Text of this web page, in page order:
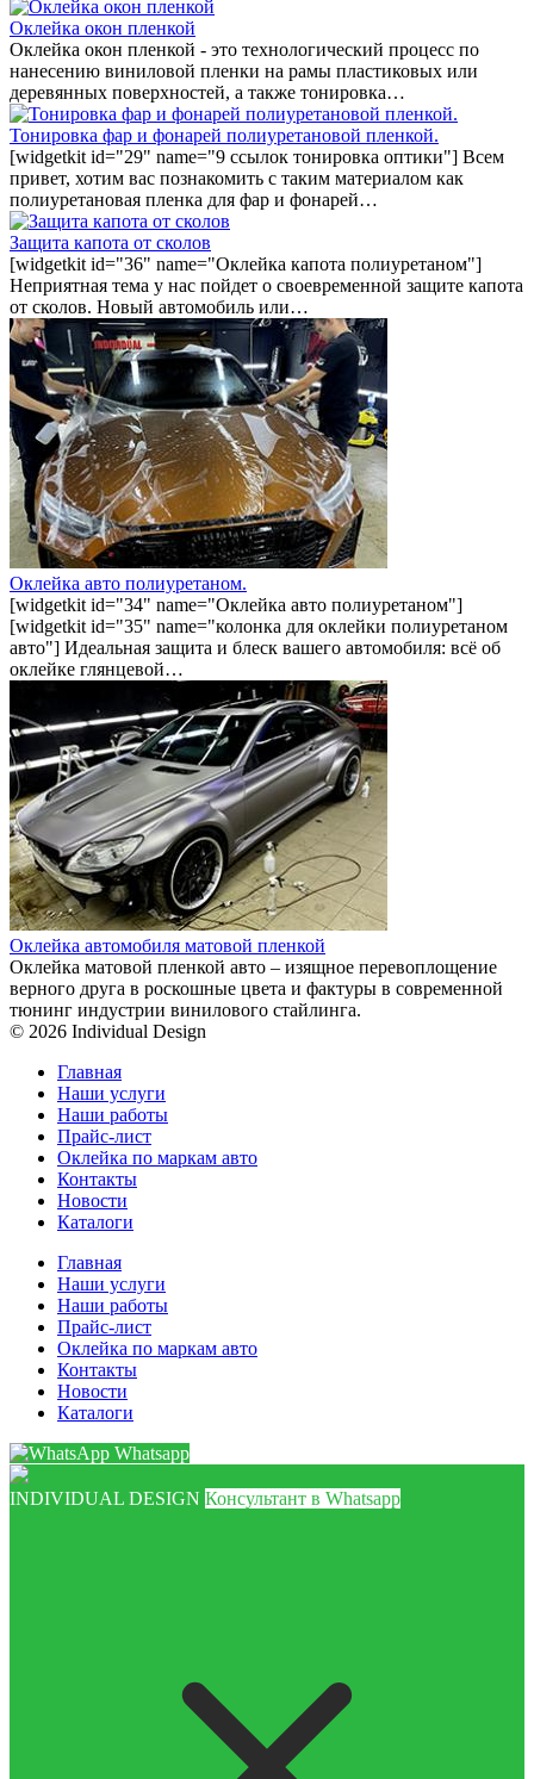
Оклейка окон пленкой
Оклейка окон пленкой - это технологический процесс по
нанесению виниловой пленки на рамы пластиковых или
деревянных поверхностей, а также тонировка…
Тонировка фар и фонарей полиуретановой пленкой.
[widgetkit id="29" name="9 ссылок тонировка оптики"] Всем
привет, хотим вас познакомить с таким материалом как
полиуретановая пленка для фар и фонарей…
Защита капота от сколов
[widgetkit id="36" name="Оклейка капота полиуретаном"]
Неприятная тема у нас пойдет о своевременной защите капота
от сколов. Новый автомобиль или…
Оклейка авто полиуретаном.
[widgetkit id="34" name="Оклейка авто полиуретаном"]
[widgetkit id="35" name="колонка для оклейки полиуретаном
авто"] Идеальная защита и блеск вашего автомобиля: всё об
оклейке глянцевой…
Оклейка автомобиля матовой пленкой
Оклейка матовой пленкой авто – изящное перевоплощение
верного друга в роскошные цвета и фактуры в современной
тюнинг индустрии винилового стайлинга.
© 2026 Individual Design
Главная
Наши услуги
Наши работы
Прайс-лист
Оклейка по маркам авто
Контакты
Новости
Каталоги
Главная
Наши услуги
Наши работы
Прайс-лист
Оклейка по маркам авто
Контакты
Новости
Каталоги
Whatsapp
INDIVIDUAL DESIGN Консультант в Whatsapp